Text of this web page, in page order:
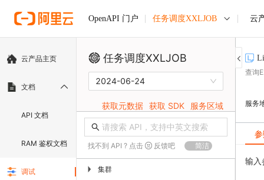
OpenAPI 门户 任务调度XXLJOB 云
云产品主页
文档
API 文档
RAM 鉴权文档
调试
任务调度XXLJOB
2024-06-24
获取元数据 获取 SDK 服务区域
找不到 API ? 点击 反馈吧 简洁
▶ 集群
查询
服务
输入